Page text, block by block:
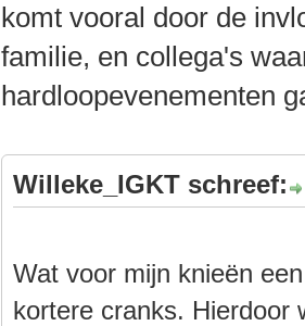
komt vooral door de
familie, en collega's
hardloopevenementen
Willeke_IGKT schreef:
Wat voor mijn knieën
kortere cranks. Hierdoor